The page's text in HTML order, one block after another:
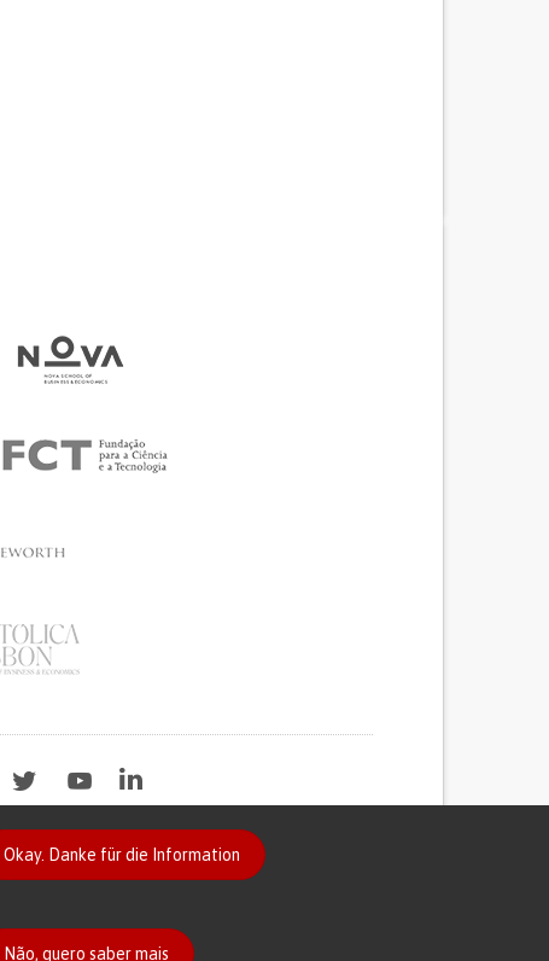
Okay. Danke für die Information
Não, quero saber mais